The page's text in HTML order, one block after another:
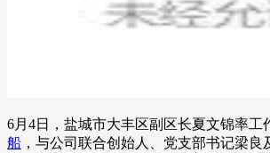
6月4日，盐城市大丰区副区长夏文锦率工
船 ，与公司联合创始人、党支部书记梁良